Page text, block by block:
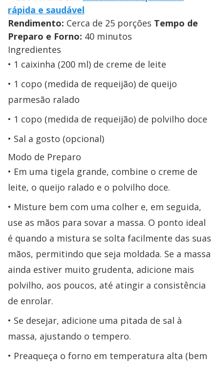
rápida e saudável
Rendimento: Cerca de 25 porções Tempo de
Preparo e Forno: 40 minutos
Ingredientes
1 caixinha (200 ml) de creme de leite
1 copo (medida de requeijão) de queijo
parmesão ralado
1 copo (medida de requeijão) de polvilho doce
Sal a gosto (opcional)
Modo de Preparo
Em uma tigela grande, combine o creme de
leite, o queijo ralado e o polvilho doce.
Misture bem com uma colher e, em seguida,
use as mãos para sovar a massa. O ponto ideal
é quando a mistura se solta facilmente das suas
mãos, permitindo que seja moldada. Se a massa
ainda estiver muito grudenta, adicione mais
polvilho, aos poucos, até atingir a consistência
de enrolar.
Se desejar, adicione uma pitada de sal à
massa, ajustando o tempero.
Preaqueça o forno em temperatura alta (bem